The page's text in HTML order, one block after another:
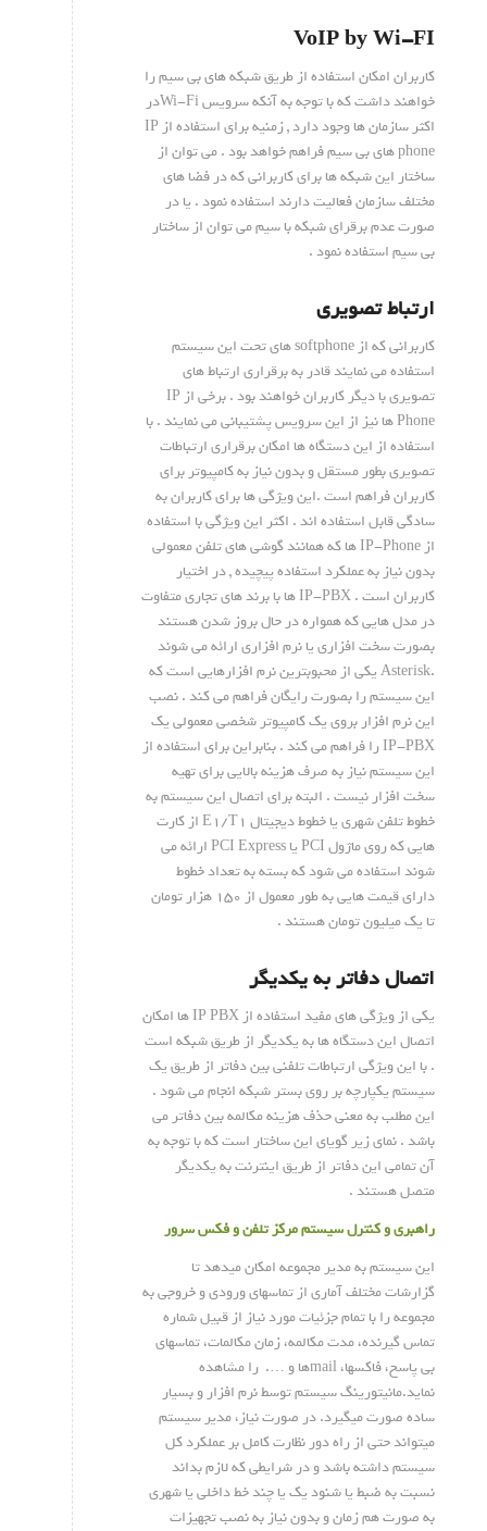
VoIP by Wi-FI
کاربران امکان استفاده از طریق شبکه های بی سیم را
خواهند داشت که با توجه به آنکه سرویس Wi-Fiدر
اکثر سازمان ها وجود دارد , زمنیه برای استفاده از IP
phone های بی سیم فراهم خواهد بود . می توان از
ساختار این شبکه ها برای کاربرانی که در فضا های
مختلف سازمان فعالیت دارند استفاده نمود . یا در
صورت عدم برقرای شبکه با سیم می توان از ساختار
بی سیم استفاده نمود .
ارتباط تصویری
کاربرانی که از softphone های تحت این سیستم
استفاده می نمایند قادر به برقراری ارتباط های
تصویری با دیگر کاربران خواهند بود . برخی از IP
Phone ها نیز از این سرویس پشتیبانی می نمایند . با
استفاده از این دستگاه ها امکان برقراری ارتباطات
تصویری بطور مستقل و بدون نیاز به کامپیوتر برای
کاربران فراهم است .این ویژگی ها برای کاربران به
سادگی قابل استفاده اند . اکثر این ویژگی با استفاده
از IP-Phone ها که همانند گوشی های تلفن معمولی
بدون نیاز به عملکرد استفاده پیچیده , در اختیار
کاربران است . IP-PBX ها با برند های تجاری متفاوت
در مدل هایی که همواره در حال بروز شدن هستند
بصورت سخت افزاری یا نرم افزاری ارائه می شوند
.Asterisk یکی از محبوبترین نرم افزارهایی است که
این سیستم را بصورت رایگان فراهم می کند . نصب
این نرم افزار بروی یک کامپیوتر شخصی معمولی یک
IP-PBX را فراهم می کند . بنابراین برای استفاده از
این سیستم نیاز به صرف هزینه بالایی برای تهیه
سخت افزار نیست . البته برای اتصال این سیستم به
خطوط تلفن شهری یا خطوط دیجیتال E1/T1 از کارت
هایی که روی ماژول PCI یا PCI Express ارائه می
شوند استفاده می شود که بسته به تعداد خطوط
دارای قیمت هایی به طور معمول از ۱۵۰ هزار تومان
تا یک میلیون تومان هستند .
اتصال دفاتر به یکدیگر
یکی از ویژگی های مفید استفاده از IP PBX ها امکان
اتصال این دستگاه ها به یکدیگر از طریق شبکه است
. با این ویژگی ارتباطات تلفنی بین دفاتر از طریق یک
سیستم یکپارچه بر روی بستر شبکه انجام می شود .
این مطلب به معنی حذف هزینه مکالمه بین دفاتر می
باشد . نمای زیر گویای این ساختار است که با توجه به
آن تمامی این دفاتر از طریق اینترنت به یکدیگر
متصل هستند .
راهبری و کنترل سیستم مرکز تلفن و فکس سرور
این سیستم به مدیر مجموعه امکان میدهد تا
گزارشات مختلف آماری از تماسهای ورودی و خروجی به
مجموعه را با تمام جزئیات مورد نیاز از قبیل شماره
تماس گیرنده، مدت مکالمه، زمان مکالمات، تماسهای
بی پاسخ، فاکسها، mailها و …. را مشاهده
نماید.مانیتورینگ سیستم توسط نرم افزار و بسیار
ساده صورت میگیرد. در صورت نیاز، مدیر سیستم
میتواند حتی از راه دور نظارت کامل بر عملکرد کل
سیستم داشته باشد و در شرایطی که لازم بداند
نسبت به ضبط یا شنود یک یا چند خط داخلی یا شهری
به صورت هم زمان و بدون نیاز به نصب تجهیزات